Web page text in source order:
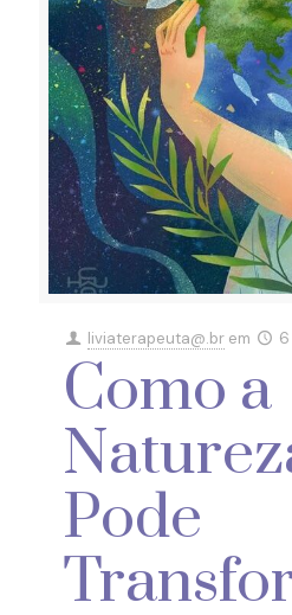
liviaterapeuta@.br em
Como a
Pode